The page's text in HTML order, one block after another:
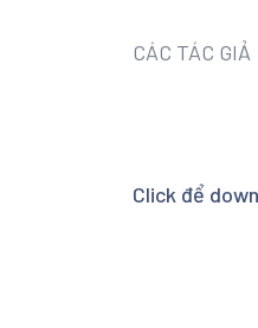
CÁC TÁC GIẢ
Click để